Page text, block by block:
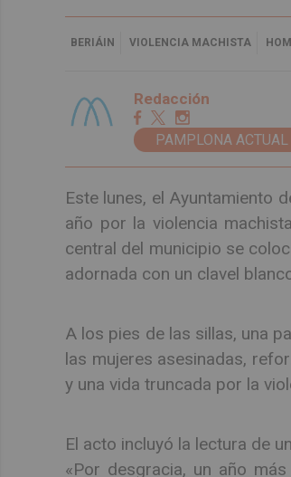
BERIÁIN VIOLENCIA MACHISTA
Redacción
PAMPLONA
Este lunes, el Ayuntamiento
año por la violencia
central del municipio se
adornada con un clavel
A los pies de las sillas, una
las mujeres asesinadas,
y una vida truncada por la
El acto incluyó la lectura de
«Por desgracia, un año